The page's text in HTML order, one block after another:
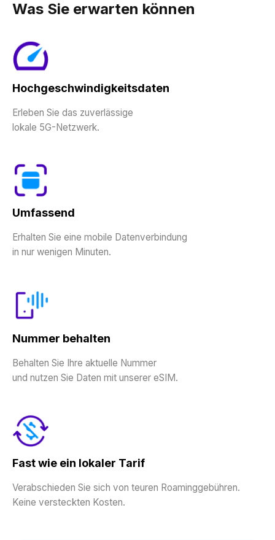
Was Sie erwarten können
Hochgeschwindigkeitsdaten
Erleben Sie das zuverlässige
lokale 5G-Netzwerk.
Umfassend
Erhalten Sie eine mobile Datenverbindung
in nur wenigen Minuten.
Nummer behalten
Behalten Sie Ihre aktuelle Nummer
und nutzen Sie Daten mit unserer eSIM.
Fast wie ein lokaler Tarif
Verabschieden Sie sich von teuren Roaminggebühren.
Keine versteckten Kosten.